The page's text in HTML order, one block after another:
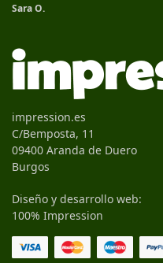
Sara O.
impression.es
C/Bemposta, 11
09400 Aranda de Duero
Burgos
Diseño y desarrollo web:
100% Impression